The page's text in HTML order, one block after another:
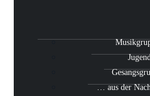
… aus der